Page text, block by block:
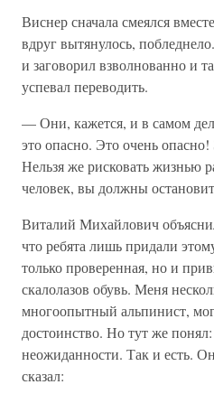
Виснер сначала смеялся
вдруг вытянулось,
и заговорил взволнованно и
успевал переводить.
— Они, кажется, и в самом
это опасно. Это очень
Нельзя же рисковать жизнью
человек, вы должны
Виталий Михайлович
что ребята лишь придали
только проверенная, но и
скалолазов обувь. Меня
многоопытный альпинист,
достоинство. Но тут же
неожиданности. Так и есть.
сказал: